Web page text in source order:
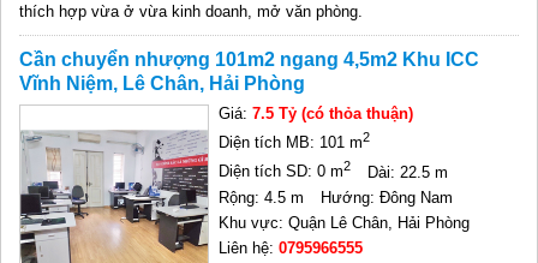
thích hợp vừa ở vừa kinh doanh, mở văn phòng.
Cần chuyển nhượng 101m2 ngang 4,5m2 Khu ICC
Vĩnh Niệm, Lê Chân, Hải Phòng
Giá:7.5 Tỷ (có thỏa thuận)
Diện tích MB: 101 m2
Diện tích SD: 0 m2
Dài: 22.5 m
Rộng: 4.5 m
Hướng: Đông Nam
Khu vực: Quận Lê Chân, Hải Phòng
Liên hệ:0795966555